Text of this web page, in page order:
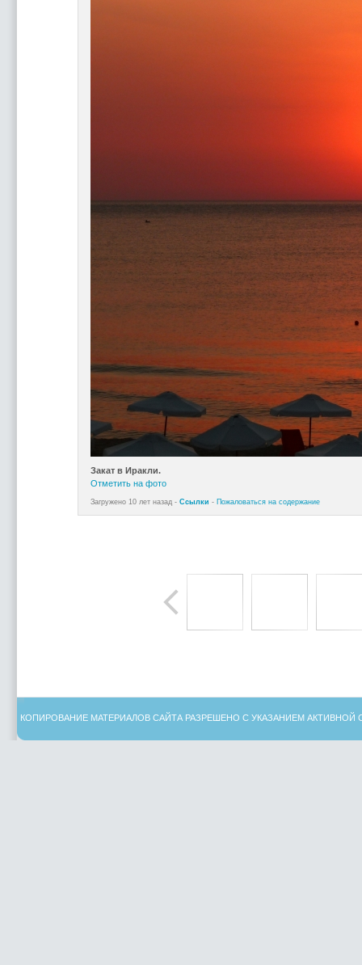
Закат в Иракли.
Отметить на фото
Загружено 10 лет назад - Ссылки - Пожаловаться на содержание
КОПИРОВАНИЕ МАТЕРИАЛОВ САЙТА РАЗРЕШЕНО С УКАЗАНИЕМ АКТИВНОЙ